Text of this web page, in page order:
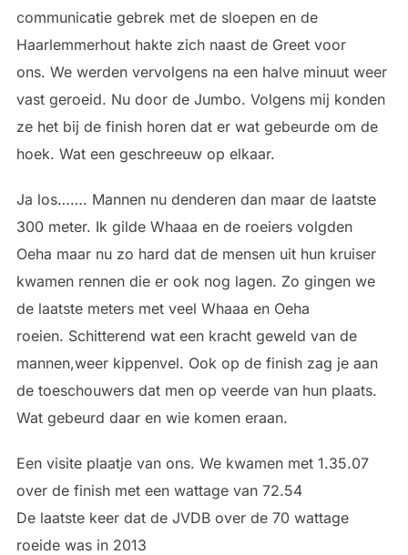
communicatie gebrek met de sloepen en de
Haarlemmerhout hakte zich naast de Greet voor
ons. We werden vervolgens na een halve minuut weer
vast geroeid. Nu door de Jumbo. Volgens mij konden
ze het bij de finish horen dat er wat gebeurde om de
hoek. Wat een geschreeuw op elkaar.
Ja los……. Mannen nu denderen dan maar de laatste
300 meter. Ik gilde Whaaa en de roeiers volgden
Oeha maar nu zo hard dat de mensen uit hun kruiser
kwamen rennen die er ook nog lagen. Zo gingen we
de laatste meters met veel Whaaa en Oeha
roeien. Schitterend wat een kracht geweld van de
mannen,weer kippenvel. Ook op de finish zag je aan
de toeschouwers dat men op veerde van hun plaats.
Wat gebeurd daar en wie komen eraan.
Een visite plaatje van ons. We kwamen met 1.35.07
over de finish met een wattage van 72.54
De laatste keer dat de JVDB over de 70 wattage
roeide was in 2013